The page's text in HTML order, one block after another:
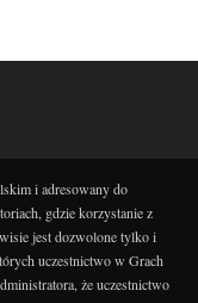
i adresowany do
gdzie korzystanie z
jest dozwolone tylko i
uczestnictwo w Grach
że uczestnictwo